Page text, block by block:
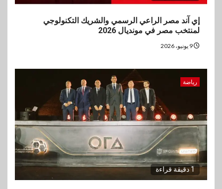
إي آند مصر الراعي الرسمي والشريك التكنولوجي
لمنتخب مصر في مونديال 2026
رياضة
1 دقيقة قراءة